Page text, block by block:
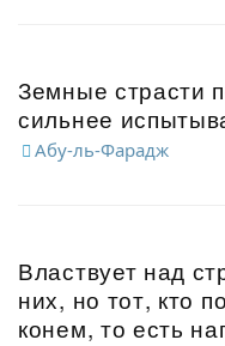
Земные страсти
сильнее
Абу-ль-Фарадж
Властвует над
них, но тот, кто
конем, то есть